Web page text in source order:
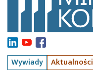
Wywiady Aktualności